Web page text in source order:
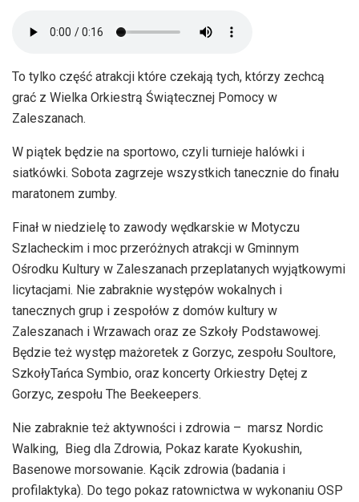
To tylko część atrakcji które czekają tych, którzy zechcą
grać z Wielka Orkiestrą Świątecznej Pomocy w
Zaleszanach.
W piątek będzie na sportowo, czyli turnieje halówki i
siatkówki. Sobota zagrzeje wszystkich tanecznie do finału
maratonem zumby.
Finał w niedzielę to zawody wędkarskie w Motyczu
Szlacheckim i moc przeróżnych atrakcji w Gminnym
Ośrodku Kultury w Zaleszanach przeplatanych wyjątkowymi
licytacjami. Nie zabraknie występów wokalnych i
tanecznych grup i zespołów z domów kultury w
Zaleszanach i Wrzawach oraz ze Szkoły Podstawowej.
Będzie też występ mażoretek z Gorzyc, zespołu Soultore,
SzkołyTańca Symbio, oraz koncerty Orkiestry Dętej z
Gorzyc, zespołu The Beekeepers.
Nie zabraknie też aktywności i zdrowia – marsz Nordic
Walking, Bieg dla Zdrowia, Pokaz karate Kyokushin,
Basenowe morsowanie. Kącik zdrowia (badania i
profilaktyka). Do tego pokaz ratownictwa w wykonaniu OSP